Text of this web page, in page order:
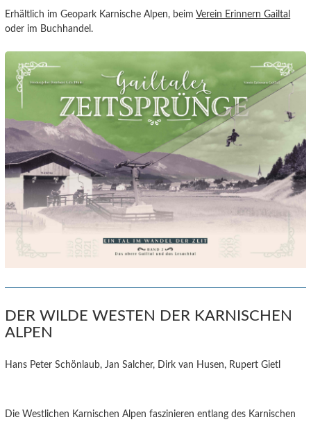
Erhältlich im Geopark Karnische Alpen, beimVerein Erinnern Gailtal
oder im Buchhandel.
DER WILDE WESTEN DER KARNISCHEN
ALPEN
Hans Peter Schönlaub, Jan Salcher, Dirk van Husen, Rupert Gietl
Die Westlichen Karnischen Alpen faszinieren entlang des Karnischen